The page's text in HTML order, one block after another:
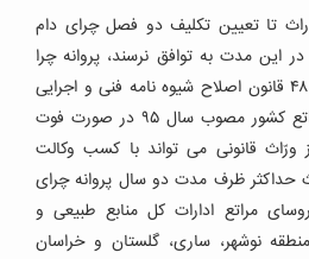
تا تعیین تکلیف دو فصل چرای دام
مدت به توافق نرسند، پروانه چرا
باطل می شود. بر اساس تبصره ۴۸ قانون اصلاح شیوه نامه فنی و اجرایی
ضوابط و شرایط بهره برداری مراتع کشور مصوب سال ۹۵ در صورت فوت
ورّاث قانونی می تواند با کسب وکالت
حداکثر ظرف مدت دو سال پروانه چرای
مراتع ادارات کل منابع طبیعی و
نوشهر، ساری، گلستان و خراسان